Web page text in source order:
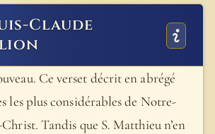
Claude
Ce verset décrit en abrégé
les plus considérables de Notre-
Christ. Tandis que S. Matthieu n’en